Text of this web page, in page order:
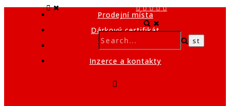
Prodejní místa
Dárkový certifikát
Předplatné
Inzerce a kontakty